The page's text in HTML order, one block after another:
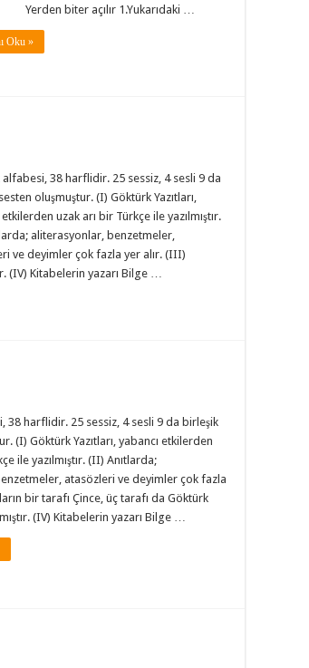
biter açılır 1.Yukarıdaki …
Oku »
38 harflidir. 25 sessiz, 4 sesli 9 da
oluşmuştur. (I) Göktürk Yazıtları,
uzak arı bir Türkçe ile yazılmıştır.
aliterasyonlar, benzetmeler,
ve deyimler çok fazla yer alır. (III)
(IV) Kitabelerin yazarı Bilge …
38 harflidir. 25 sessiz, 4 sesli 9 da birleşik
(I) Göktürk Yazıtları, yabancı etkilerden
ile yazılmıştır. (II) Anıtlarda;
atasözleri ve deyimler çok fazla
bir tarafı Çince, üç tarafı da Göktürk
(IV) Kitabelerin yazarı Bilge …